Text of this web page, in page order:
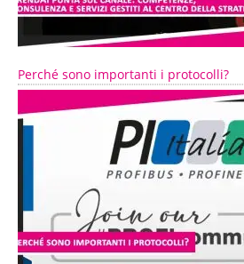
Perché sono importanti i protocolli?